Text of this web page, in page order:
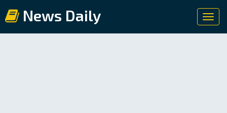
News Daily